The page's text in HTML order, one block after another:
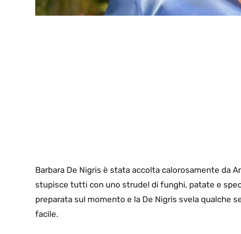
Barbara De Nigris è stata accolta calorosamente da
stupisce tutti con uno strudel di funghi, patate e
preparata sul momento e la De Nigris svela qualche
facile.